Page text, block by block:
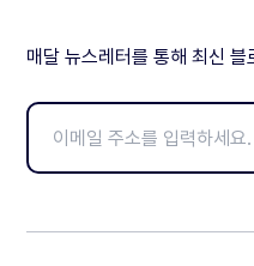
매달 뉴스레터를 통해 최신